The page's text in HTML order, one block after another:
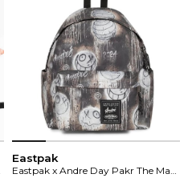
Eastpak
Eastpak x Andre Day Pakr The Maze Sırt Çantası